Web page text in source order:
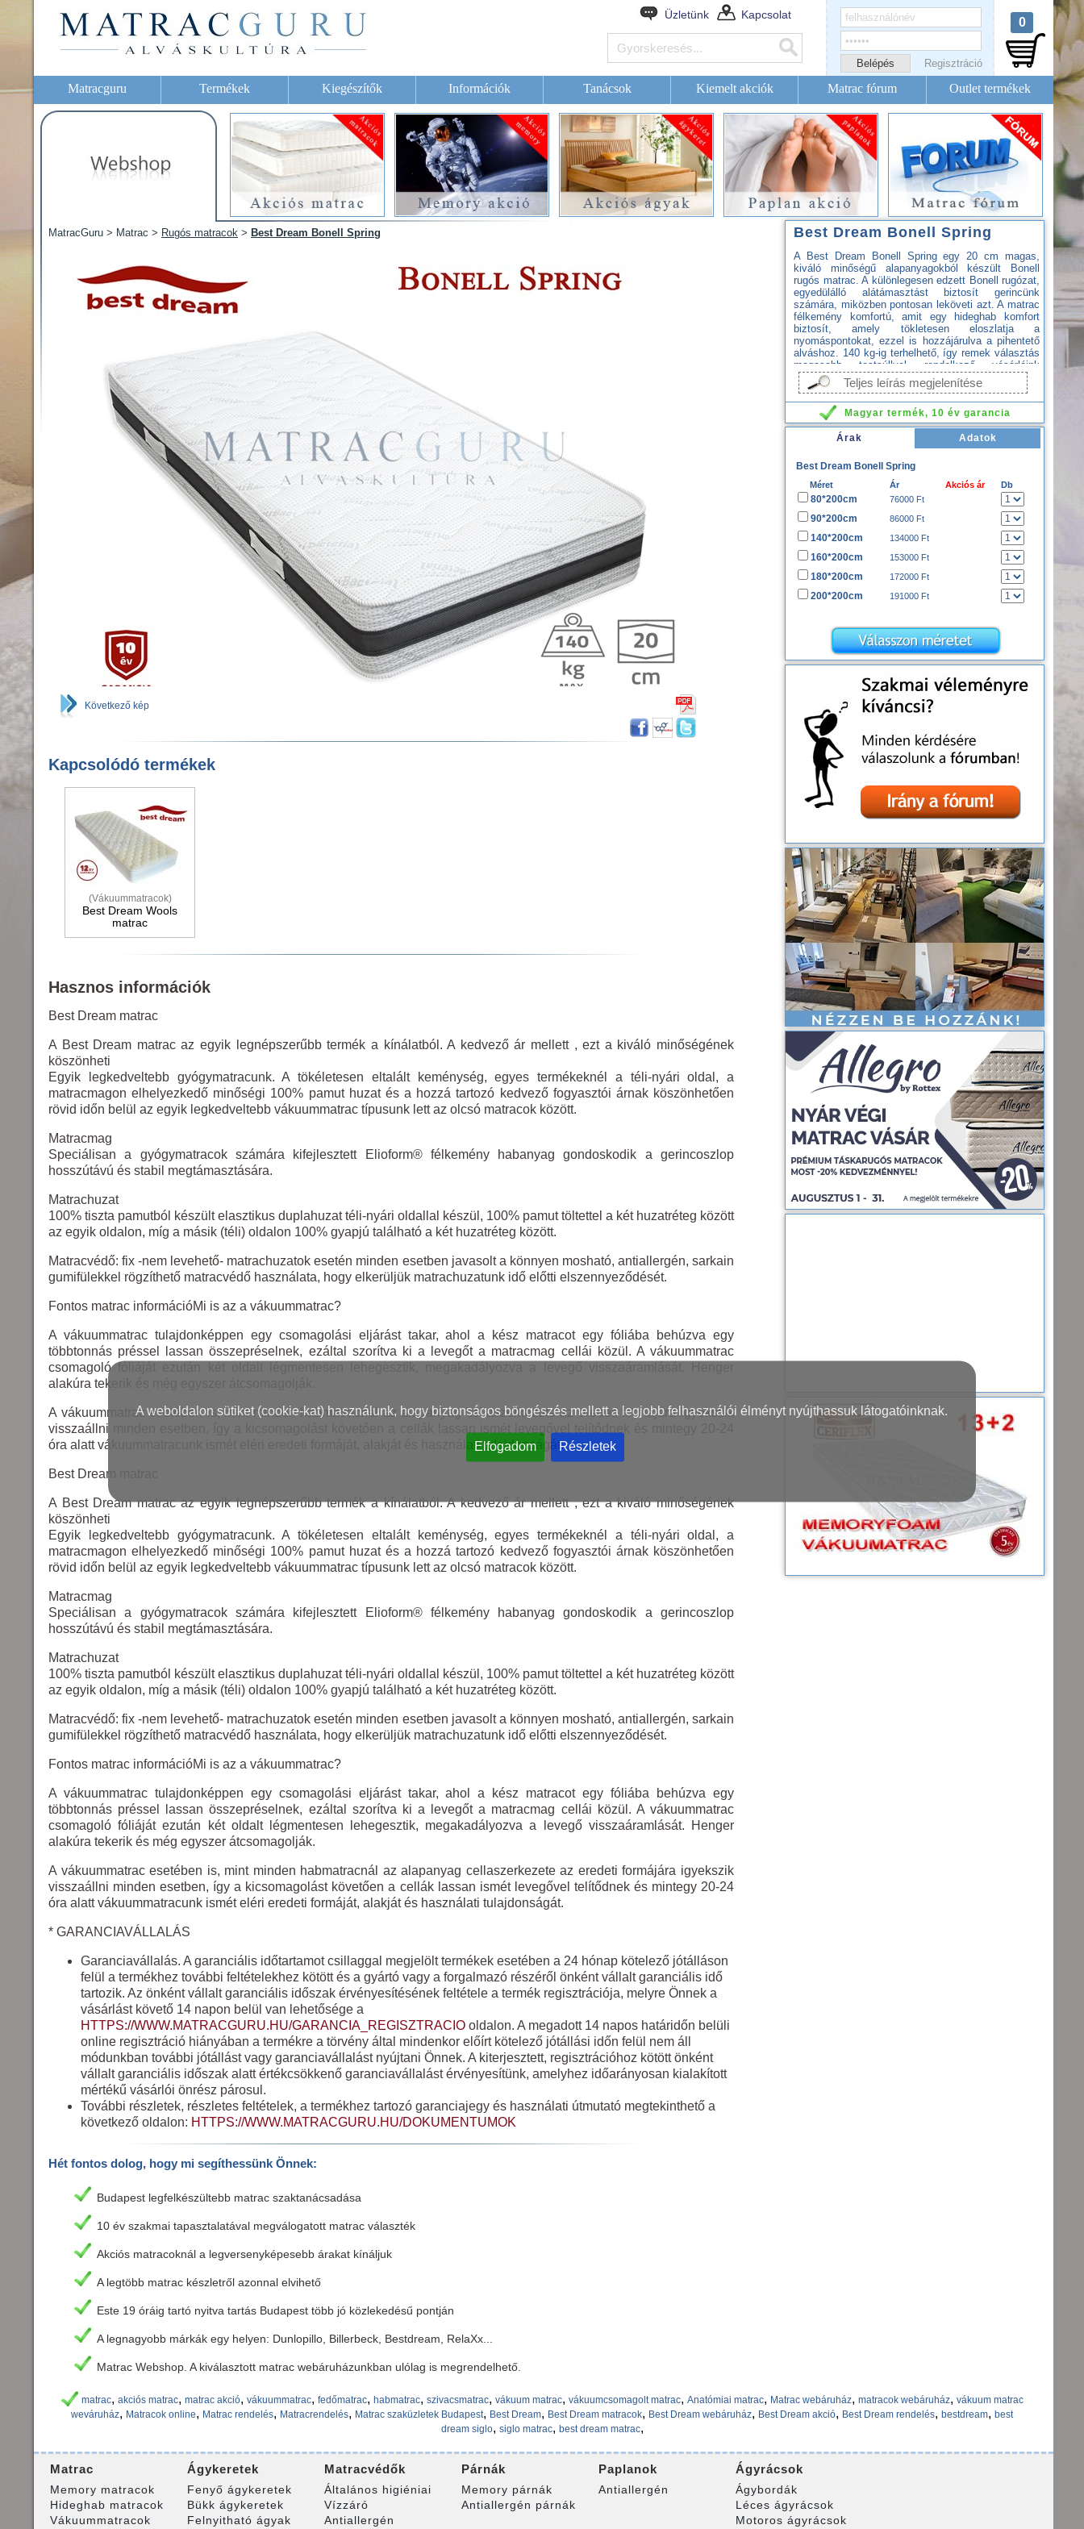
A weboldalon sütiket (cookie-kat) használunk, hogy biztonságos böngészés mellett a legjobb felhasználói élményt nyújthassuk látogatóinknak.
Elfogadom Részletek
Üzletünk Kapcsolat
Regisztráció
0
Matracguru Termékek Kiegészítők Információk Tanácsok Kiemelt akciók Matrac fórum Outlet termékek
MatracGuru > Matrac > Rugós matracok > Best Dream Bonell Spring
Következő kép
Kapcsolódó termékek
(Vákuummatracok)
Best Dream Wools
matrac
Hasznos információk
Best Dream matrac
A Best Dream matrac az egyik legnépszerűbb termék a kínálatból. A kedvező ár mellett , ezt a kiváló minőségének
köszönheti
Egyik legkedveltebb gyógymatracunk. A tökéletesen eltalált keménység, egyes termékeknél a téli-nyári oldal, a
matracmagon elhelyezkedő minőségi 100% pamut huzat és a hozzá tartozó kedvező fogyasztói árnak köszönhetően
rövid időn belül az egyik legkedveltebb vákuummatrac típusunk lett az olcsó matracok között.
Matracmag
Speciálisan a gyógymatracok számára kifejlesztett Elioform® félkemény habanyag gondoskodik a gerincoszlop
hosszútávú és stabil megtámasztására.
Matrachuzat
100% tiszta pamutból készült elasztikus duplahuzat téli-nyári oldallal készül, 100% pamut töltettel a két huzatréteg között
az egyik oldalon, míg a másik (téli) oldalon 100% gyapjú található a két huzatréteg között.
Matracvédő: fix -nem levehető- matrachuzatok esetén minden esetben javasolt a könnyen mosható, antiallergén, sarkain
gumifülekkel rögzíthető matracvédő használata, hogy elkerüljük matrachuzatunk idő előtti elszennyeződését.
Fontos matrac információMi is az a vákuummatrac?
A vákuummatrac tulajdonképpen egy csomagolási eljárást takar, ahol a kész matracot egy fóliába behúzva egy
többtonnás préssel lassan összepréselnek, ezáltal szorítva ki a levegőt a matracmag cellái közül. A vákuummatrac
csomagoló fóliáját ezután két oldalt légmentesen lehegesztik, megakadályozva a levegő visszaáramlását. Henger
alakúra tekerik és még egyszer átcsomagolják.
A vákuummatrac esetében is, mint minden habmatracnál az alapanyag cellaszerkezete az eredeti formájára igyekszik
visszaállni minden esetben, így a kicsomagolást követően a cellák lassan ismét levegővel telítődnek és mintegy 20-24
óra alatt vákuummatracunk ismét eléri eredeti formáját, alakját és használati tulajdonságát.
Best Dream matrac
A Best Dream matrac az egyik legnépszerűbb termék a kínálatból. A kedvező ár mellett , ezt a kiváló minőségének
köszönheti
Egyik legkedveltebb gyógymatracunk. A tökéletesen eltalált keménység, egyes termékeknél a téli-nyári oldal, a
matracmagon elhelyezkedő minőségi 100% pamut huzat és a hozzá tartozó kedvező fogyasztói árnak köszönhetően
rövid időn belül az egyik legkedveltebb vákuummatrac típusunk lett az olcsó matracok között.
Matracmag
Speciálisan a gyógymatracok számára kifejlesztett Elioform® félkemény habanyag gondoskodik a gerincoszlop
hosszútávú és stabil megtámasztására.
Matrachuzat
100% tiszta pamutból készült elasztikus duplahuzat téli-nyári oldallal készül, 100% pamut töltettel a két huzatréteg között
az egyik oldalon, míg a másik (téli) oldalon 100% gyapjú található a két huzatréteg között.
Matracvédő: fix -nem levehető- matrachuzatok esetén minden esetben javasolt a könnyen mosható, antiallergén, sarkain
gumifülekkel rögzíthető matracvédő használata, hogy elkerüljük matrachuzatunk idő előtti elszennyeződését.
Fontos matrac információMi is az a vákuummatrac?
A vákuummatrac tulajdonképpen egy csomagolási eljárást takar, ahol a kész matracot egy fóliába behúzva egy
többtonnás préssel lassan összepréselnek, ezáltal szorítva ki a levegőt a matracmag cellái közül. A vákuummatrac
csomagoló fóliáját ezután két oldalt légmentesen lehegesztik, megakadályozva a levegő visszaáramlását. Henger
alakúra tekerik és még egyszer átcsomagolják.
A vákuummatrac esetében is, mint minden habmatracnál az alapanyag cellaszerkezete az eredeti formájára igyekszik
visszaállni minden esetben, így a kicsomagolást követően a cellák lassan ismét levegővel telítődnek és mintegy 20-24
óra alatt vákuummatracunk ismét eléri eredeti formáját, alakját és használati tulajdonságát.
* GARANCIAVÁLLALÁS
Garanciavállalás. A garanciális időtartamot csillaggal megjelölt termékek esetében a 24 hónap kötelező jótálláson
felül a termékhez további feltételekhez kötött és a gyártó vagy a forgalmazó részéről önként vállalt garanciális idő
tartozik. Az önként vállalt garanciális időszak érvényesítésének feltétele a termék regisztrációja, melyre Önnek a
vásárlást követő 14 napon belül van lehetősége a
HTTPS://WWW.MATRACGURU.HU/GARANCIA_REGISZTRACIO oldalon. A megadott 14 napos határidőn belüli
online regisztráció hiányában a termékre a törvény által mindenkor előírt kötelező jótállási időn felül nem áll
módunkban további jótállást vagy garanciavállalást nyújtani Önnek. A kiterjesztett, regisztrációhoz kötött önként
vállalt garanciális időszak alatt értékcsökkenő garanciavállalást érvényesítünk, amelyhez időarányosan kialakított
mértékű vásárlói önrész párosul.
További részletek, részletes feltételek, a termékhez tartozó garanciajegy és használati útmutató megtekinthető a
következő oldalon: HTTPS://WWW.MATRACGURU.HU/DOKUMENTUMOK
Hét fontos dolog, hogy mi segíthessünk Önnek:
Budapest legfelkészültebb matrac szaktanácsadása
10 év szakmai tapasztalatával megválogatott matrac választék
Akciós matracoknál a legversenyképesebb árakat kínáljuk
A legtöbb matrac készletről azonnal elvihető
Este 19 óráig tartó nyitva tartás Budapest több jó közlekedésű pontján
A legnagyobb márkák egy helyen: Dunlopillo, Billerbeck, Bestdream, RelaXx...
Matrac Webshop. A kiválasztott matrac webáruházunkban ulólag is megrendelhető.
Best Dream Bonell Spring
A Best Dream Bonell Spring egy 20 cm magas,
kiváló minőségű alapanyagokból készült Bonell
rugós matrac. A különlegesen edzett Bonell rugózat,
egyedülálló alátámasztást biztosít gerincünk
számára, miközben pontosan leköveti azt. A matrac
félkemény komfortú, amit egy hideghab komfort
biztosít, amely tökletesen eloszlatja a
nyomáspontokat, ezzel is hozzájárulva a pihentető
alváshoz. 140 kg-ig terhelhető, így remek választás
magasabb testsúllyal rendelkező vásárlóink
számára. A gyártó 10 év garanciát válla a termékre,
amely vákuum csomagolásban érkezik, így könnyen
szállítható. Nyugodt szívvel ajánljuk, amennyiben
egy igazán jó Bonell rugós matracot keres,
hosszútávra.
Teljes leírás megjelenítése
Magyar termék, 10 év garancia
Árak Adatok
Best Dream Bonell Spring
Méret Ár Akciós ár Db
80*200cm 76000 Ft
90*200cm 86000 Ft
140*200cm 134000 Ft
160*200cm 153000 Ft
180*200cm 172000 Ft
200*200cm 191000 Ft
matrac, akciós matrac, matrac akció, vákuummatrac, fedőmatrac, habmatrac, szivacsmatrac, vákuum matrac, vákuumcsomagolt matrac, Anatómiai matrac, Matrac webáruház, matracok webáruház, vákuum matrac
weváruház, Matracok online, Matrac rendelés, Matracrendelés, Matrac szaküzletek Budapest, Best Dream, Best Dream matracok, Best Dream webáruház, Best Dream akció, Best Dream rendelés, bestdream, best
dream siglo, siglo matrac, best dream matrac,
Matrac
Memory matracok
Hideghab matracok
Vákuummatracok
Ágykeretek
Fenyő ágykeretek
Bükk ágykeretek
Felnyitható ágyak
Matracvédők
Általános higiéniai
Vízzáró
Antiallergén
Párnák
Memory párnák
Antiallergén párnák
Paplanok
Antiallergén
Ágyrácsok
Ágybordák
Léces ágyrácsok
Motoros ágyrácsok